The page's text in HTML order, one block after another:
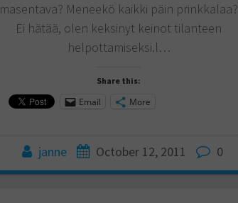
masentava? Meneekö kaikki päin prinkkalaa?
Ei hätää, olen keksinyt keinot tilanteen
helpottamiseksi.l…
Share this:
Email More
janne October 12, 2011 0